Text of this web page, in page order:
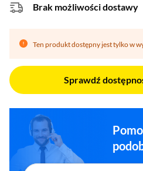
Brak możliwości dostawy
Ten produkt dostępny jest tylko w
Sprawdź